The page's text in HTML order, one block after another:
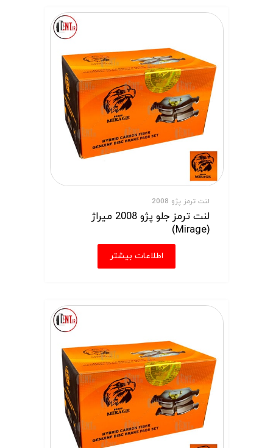
لنت ترمز پژو 2008
لنت ترمز جلو پژو 2008 میراژ
(Mirage)
اطلاعات بیشتر